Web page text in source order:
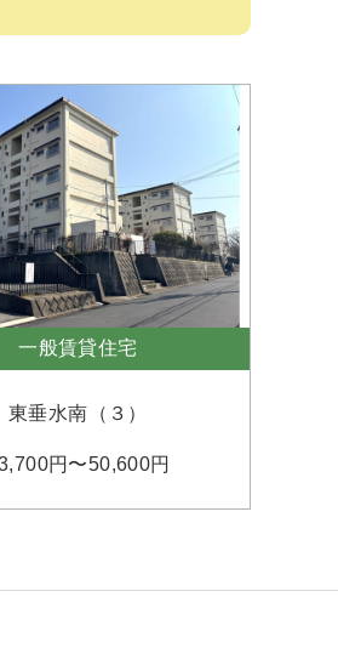
一般賃貸住宅
東垂水南（３）
円〜50,600円